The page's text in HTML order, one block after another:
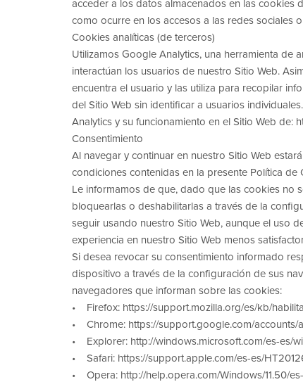
acceder a los datos almacenados en las cookies
como ocurre en los accesos a las redes sociales
Cookies analíticas (de terceros)
Utilizamos Google Analytics, una herramienta
interactúan los usuarios de nuestro Sitio Web.
encuentra el usuario y las utiliza para recopilar
del Sitio Web sin identificar a usuarios
Analytics y su funcionamiento en el Sitio Web de:
Consentimiento
Al navegar y continuar en nuestro Sitio Web
condiciones contenidas en la presente Política de
Le informamos de que, dado que las cookies no
bloquearlas o deshabilitarlas a través de la
seguir usando nuestro Sitio Web, aunque el uso
experiencia en nuestro Sitio Web menos
Si desea revocar su consentimiento informado
dispositivo a través de la configuración de sus
navegadores que informan sobre las cookies:
• Firefox: https://support.mozilla.org/es/kb/
• Chrome: https://support.google.com/accounts/
• Explorer: http://windows.microsoft.com/es-es/
• Safari: https://support.apple.com/es-es/
• Opera: http://help.opera.com/Windows/11.50/